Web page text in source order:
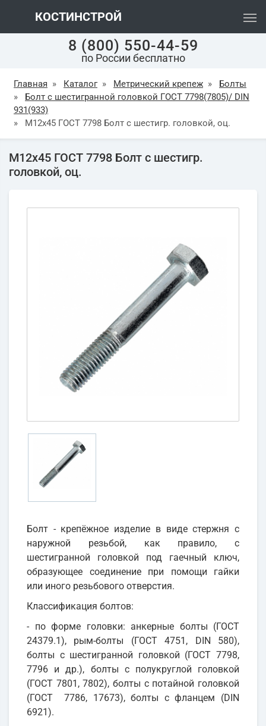
КОСТИНСТРОЙ
8 (800) 550-44-59
по России бесплатно
Главная » Каталог » Метрический крепеж »
Болты
»
Болт с шестигранной головкой ГОСТ 7798(7805)/ DIN
931(933)
»
М12х45 ГОСТ 7798 Болт с шестигр. головкой, оц.
М12х45 ГОСТ 7798 Болт с шестигр.
головкой, оц.
Болт - крепёжное изделие в виде стержня с
наружной резьбой, как правило, с
шестигранной головкой под гаечный ключ,
образующее соединение при помощи гайки
или иного резьбового отверстия.
Классификация болтов:
- по форме головки: анкерные болты (ГОСТ
24379.1), рым-болты (ГОСТ 4751, DIN 580),
болты с шестигранной головкой (ГОСТ 7798,
7796 и др.), болты с полукруглой головкой
(ГОСТ 7801, 7802), болты с потайной головкой
(ГОСТ 7786, 17673), болты с фланцем (DIN
6921).